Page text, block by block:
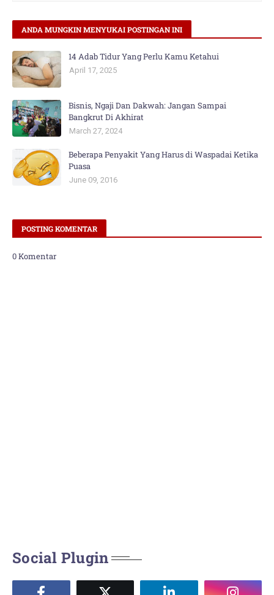
ANDA MUNGKIN MENYUKAI POSTINGAN INI
14 Adab Tidur Yang Perlu Kamu Ketahui
April 17, 2025
Bisnis, Ngaji Dan Dakwah: Jangan Sampai
Bangkrut Di Akhirat
March 27, 2024
Beberapa Penyakit Yang Harus di Waspadai Ketika
Puasa
June 09, 2016
POSTING KOMENTAR
0 Komentar
Social Plugin